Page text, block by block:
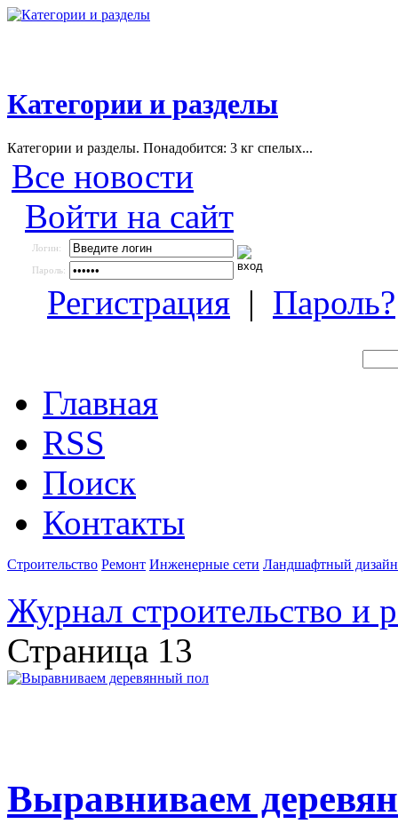
Категории и разделы
Категории и разделы. Понадобится: 3 кг спелых...
Все новости
Войти на сайт
Логин:
Пароль:
Регистрация | Пароль?
Главная
RSS
Поиск
Контакты
Строительство Ремонт Инженерные сети Ландшафтный дизайн
Журнал строительство и
Страница 13
Выравниваем